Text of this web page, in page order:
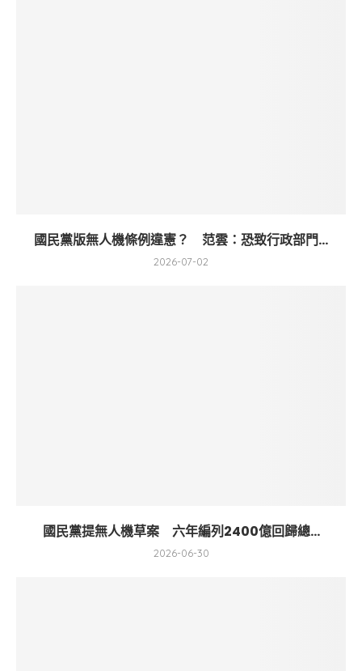
國民黨版無人機條例違憲？ 范雲：恐致行政部門...
2026-07-02
國民黨提無人機草案 六年編列2400億回歸總...
2026-06-30